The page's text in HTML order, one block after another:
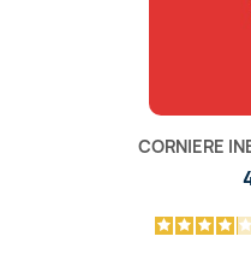
CORNIERE